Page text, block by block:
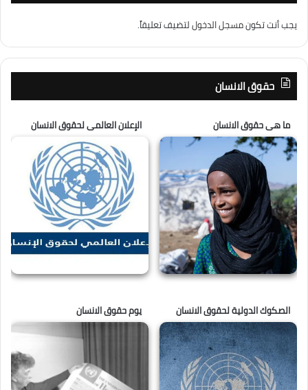
يجب أنت تكونمسجل الدخوللتضيف تعليقاً.
حقوق الانسان
ما هى حقوق الانسان الإعلان العالمى لحقوق الانسان
الصكوك الدولية لحقوق الانسان يوم حقوق الانسان